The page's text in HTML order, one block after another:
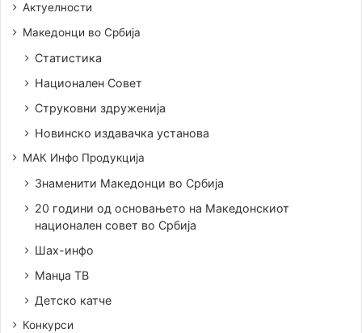
Актуелности
Македонци во Србија
Статистика
Национален Совет
Струковни здруженија
Новинско издавачка установа
МАК Инфо Продукција
Знаменити Македонци во Србија
20 години од основањето на Македонскиот
национален совет во Србија
Шах-инфо
Манџа ТВ
Детско катче
Конкурси